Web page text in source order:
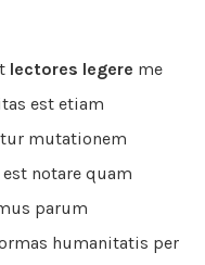
lectores legere me
est etiam
mutationem
notare quam
parum
humanitatis per